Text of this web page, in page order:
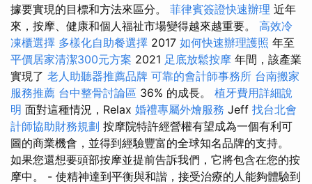
據要實現的目標和方法來區分。 菲律賓簽證快速辦理 近年
來，按摩、健康和個人福祉市場變得越來越重要。 高效冷
凍櫃選擇 多樣化自助餐選擇 2017 如何快速辦理護照 年至
平價居家清潔300元方案 2021 足底放鬆按摩 年間，該產業
實現了 老人助聽器推薦品牌 可靠的會計師事務所 台南搬家
服務推薦 台中整骨討論區 36% 的成長。 植牙費用詳細說
明 面對這種情況，Relax 婚禮專屬外燴服務 Jeff 找台北會
計師協助財務規劃 按摩院特許經營權有望成為一個有利可
圖的商業機會，並得到經驗豐富的全球知名品牌的支持。
如果您還想要頭部按摩並提前告訴我們，它將包含在您的按
摩中。 - 使精神達到平衡與和諧，接受治療的人能夠體驗到